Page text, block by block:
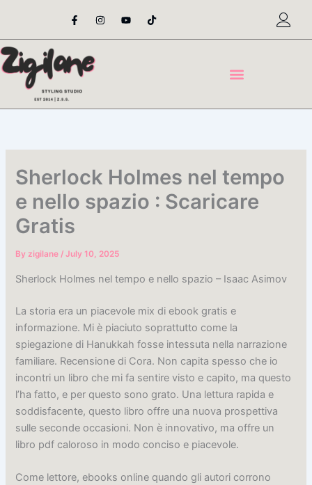
content
F
a
e
o
o
-
I
n
t
Y
o
t
T
i
t
Sherlock Holmes nel tempo
e nello spazio : Scaricare
Gratis
Byzigilane/July 10, 2025
Sherlock Holmes nel tempo e nello spazio – Isaac Asimov
La storia era un piacevole mix di ebook gratis e
informazione. Mi è piaciuto soprattutto come la
spiegazione di Hanukkah fosse intessuta nella narrazione
familiare. Recensione di Cora. Non capita spesso che io
incontri un libro che mi fa sentire visto e capito, ma questo
l’ha fatto, e per questo sono grato. Una lettura rapida e
soddisfacente, questo libro offre una nuova prospettiva
sulle seconde occasioni. Non è innovativo, ma offre un
libro pdf caloroso in modo conciso e piacevole.
Come lettore, ebooks online quando gli autori corrono